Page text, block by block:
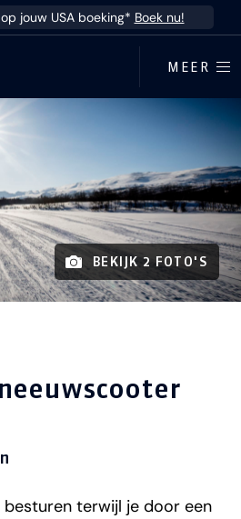
jouw USA boeking* Boek nu!
MEER
BEKIJK 2 FOTO'S
terwijl je door een